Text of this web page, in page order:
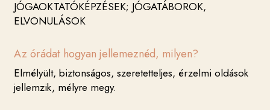
JÓGAOKTATÓKÉPZÉSEK; JÓGATÁBOROK,
ELVONULÁSOK
Az órádat hogyan jellemeznéd, milyen?
Elmélyült, biztonságos, szeretetteljes, érzelmi oldások
jellemzik, mélyre megy.